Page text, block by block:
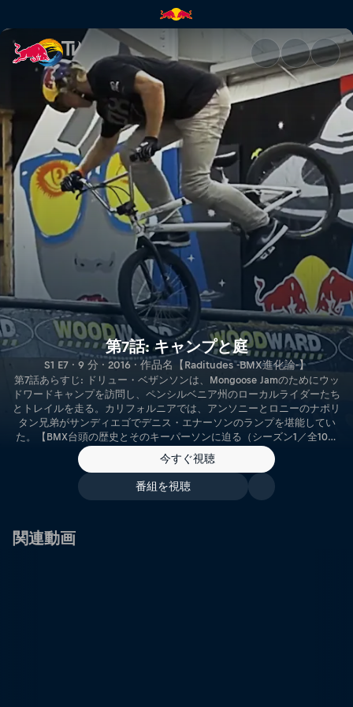
第7話: キャンプと庭 | Red
第7話: キャンプと庭
S1 E7 · 9 分 · 2016 · 作品名【Raditudes -BMX進化論-】
第7話あらすじ: ドリュー・ベザンソンは、Mongoose Jamのためにウッ
ドワードキャンプを訪問し、ペンシルベニア州のローカルライダーたち
とトレイルを走る。カリフォルニアでは、アンソニーとロニーのナポリ
タン兄弟がサンディエゴでデニス・エナーソンのランプを堪能してい
た。【BMX台頭の歴史とそのキーパーソンに迫る（シーズン1／全10話
／日本語字幕）】
今すぐ視聴
番組を視聴
関連動画